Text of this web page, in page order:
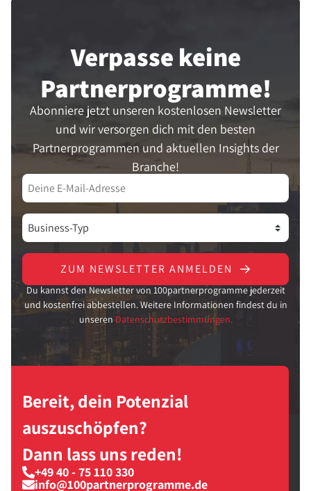
Verpasse keine
Partner­programme!
Abonniere jetzt unseren kostenlosen Newsletter
und wir versorgen dich mit den besten
Partnerprogrammen und aktuellen Insights der
Branche!
ZUM NEWSLETTER ANMELDEN
Du kannst den Newsletter von 100partnerprogramme jederzeit
und kostenfrei abbestellen. Weitere Informationen findest du in
unseren Datenschutzbestimmungen.
Bereit, dein Potenzial
auszuschöpfen?
Dann lass uns reden!
+49 40 - 75 110 330
info@100partnerprogramme.de